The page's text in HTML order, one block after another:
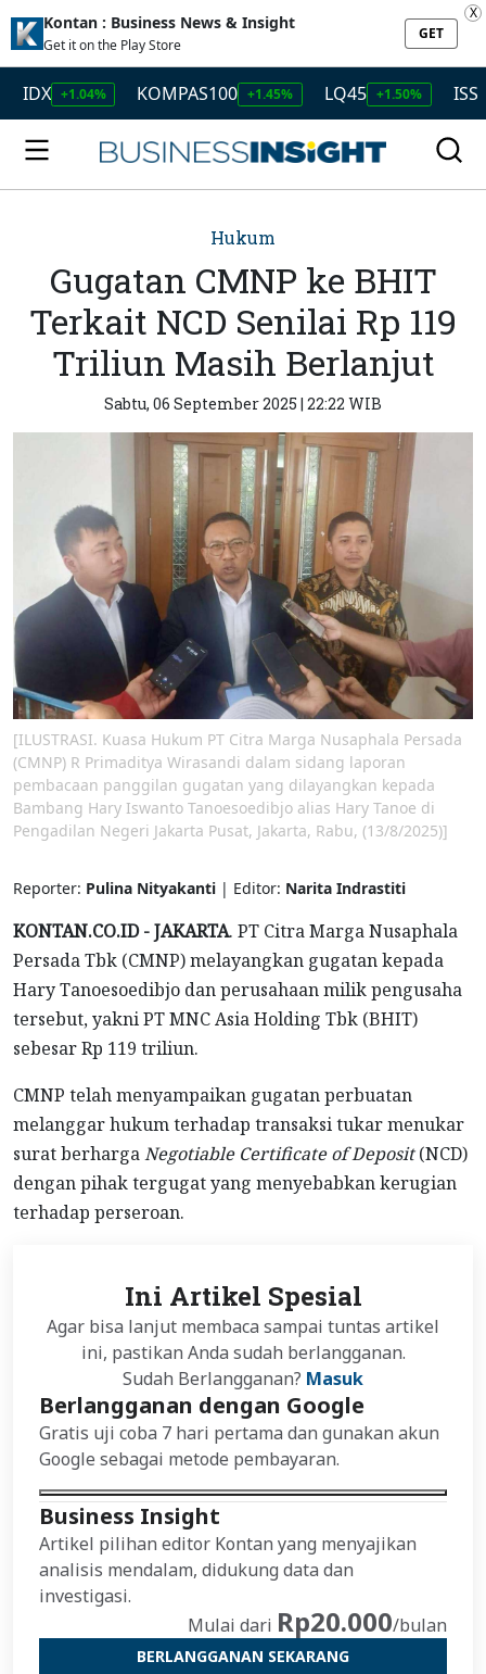
Kontan : Business News & Insight
Get it on the Play Store
GET
X
+1.04% KOMPAS100 +1.45% LQ45 +1.50% ISSI
Hukum
Gugatan CMNP ke BHIT
Terkait NCD Senilai Rp 119
Triliun Masih Berlanjut
Sabtu, 06 September 2025 | 22:22 WIB
[ILUSTRASI. Kuasa Hukum PT Citra Marga Nusaphala Persada
(CMNP) R Primaditya Wirasandi dalam sidang laporan
pembacaan panggilan gugatan yang dilayangkan kepada
Bambang Hary Iswanto Tanoesoedibjo alias Hary Tanoe di
Pengadilan Negeri Jakarta Pusat, Jakarta, Rabu, (13/8/2025)]
Reporter: Pulina Nityakanti | Editor: Narita Indrastiti
KONTAN.CO.ID - JAKARTA. PT Citra Marga Nusaphala
Persada Tbk (CMNP) melayangkan gugatan kepada
Hary Tanoesoedibjo dan perusahaan milik pengusaha
tersebut, yakni PT MNC Asia Holding Tbk (BHIT)
sebesar Rp 119 triliun.
CMNP telah menyampaikan gugatan perbuatan
melanggar hukum terhadap transaksi tukar menukar
surat berhargaNegotiable Certificate of Deposit(NCD)
dengan pihak tergugat yang menyebabkan kerugian
terhadap perseroan.
Ini Artikel Spesial
Agar bisa lanjut membaca sampai tuntas artikel
ini, pastikan Anda sudah berlangganan.
Sudah Berlangganan? Masuk
Berlangganan dengan Google
Gratis uji coba 7 hari pertama dan gunakan akun
Google sebagai metode pembayaran.
Business Insight
Artikel pilihan editor Kontan yang menyajikan
analisis mendalam, didukung data dan
investigasi.
Mulai dari Rp20.000/bulan
BERLANGGANAN SEKARANG